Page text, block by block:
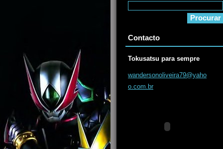
Contacto
Tokusatsu para sempre
wandersonoliveira79@yaho
o.com.br